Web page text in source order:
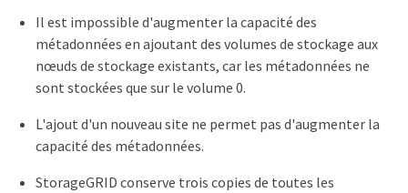
Il est impossible d'augmenter la capacité des
métadonnées en ajoutant des volumes de stockage aux
nœuds de stockage existants, car les métadonnées ne
sont stockées que sur le volume 0.
L'ajout d'un nouveau site ne permet pas d'augmenter la
capacité des métadonnées.
StorageGRID conserve trois copies de toutes les